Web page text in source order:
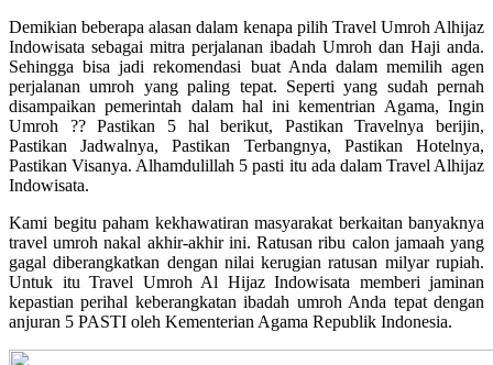
Demikian beberapa alasan dalam kenapa pilih Travel Umroh Alhijaz
Indowisata sebagai mitra perjalanan ibadah Umroh dan Haji anda.
Sehingga bisa jadi rekomendasi buat Anda dalam memilih agen
perjalanan umroh yang paling tepat. Seperti yang sudah pernah
disampaikan pemerintah dalam hal ini kementrian Agama, Ingin
Umroh ?? Pastikan 5 hal berikut, Pastikan Travelnya berijin,
Pastikan Jadwalnya, Pastikan Terbangnya, Pastikan Hotelnya,
Pastikan Visanya. Alhamdulillah 5 pasti itu ada dalam Travel Alhijaz
Indowisata.
Kami begitu paham kekhawatiran masyarakat berkaitan banyaknya
travel umroh nakal akhir-akhir ini. Ratusan ribu calon jamaah yang
gagal diberangkatkan dengan nilai kerugian ratusan milyar rupiah.
Untuk itu Travel Umroh Al Hijaz Indowisata memberi jaminan
kepastian perihal keberangkatan ibadah umroh Anda tepat dengan
anjuran 5 PASTI oleh Kementerian Agama Republik Indonesia.